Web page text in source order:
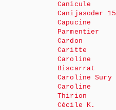
Canicule
Canijasoder 15
Capucine
Parmentier
Cardon
Caritte
Caroline
Biscarrat
Caroline Sury
Caroline
Thirion
Cécile K.